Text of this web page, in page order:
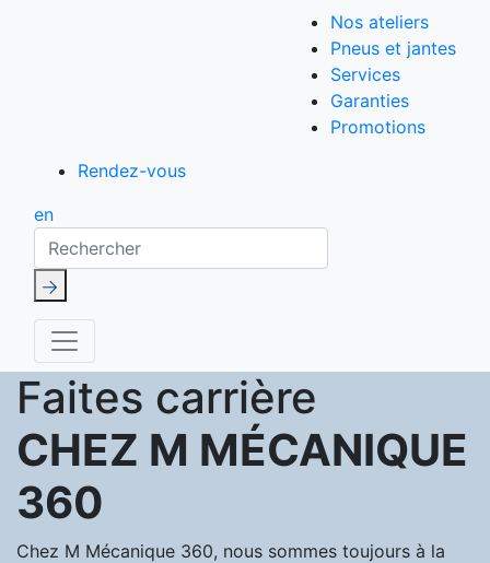
Nos ateliers
Pneus et jantes
Services
Garanties
Promotions
Rendez-vous
en
Rechercher
Faites carrière
CHEZ M MÉCANIQUE
360
Chez M Mécanique 360, nous sommes toujours à la